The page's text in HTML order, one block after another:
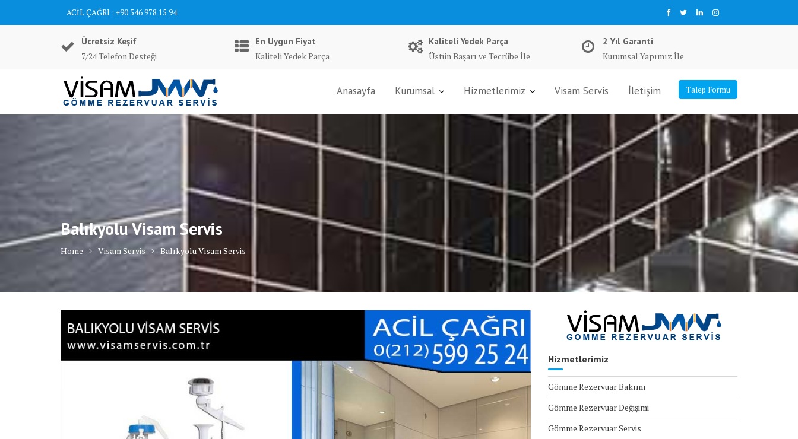
ACİL ÇAĞRI : +90 546 978 15 94
Ücretsiz Keşif
7/24 Telefon Desteği
En Uygun Fiyat
Kaliteli Yedek Parça
Kaliteli Yedek Parça
Üstün Başarı ve Tecrübe İle
2 Yıl Garanti
Kurumsal Yapımız İle
Talep Formu
Anasayfa Kurumsal Hizmetlerimiz Visam Servis İletişim
Balıkyolu Visam Servis
Home Visam Servis Balıkyolu Visam Servis
Hizmetlerimiz
Gömme Rezervuar Bakımı
Gömme Rezervuar Değişimi
Gömme Rezervuar Servis